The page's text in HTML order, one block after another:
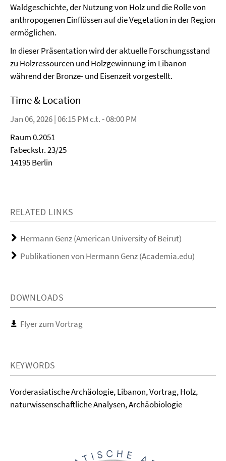
Waldgeschichte, der Nutzung von Holz und die Rolle von
anthropogenen Einflüssen auf die Vegetation in der Region
ermöglichen.
In dieser Präsentation wird der aktuelle Forschungsstand
zu Holzressourcen und Holzgewinnung im Libanon
während der Bronze- und Eisenzeit vorgestellt.
Time & Location
Jan 06, 2026 | 06:15 PM c.t. - 08:00 PM
Raum 0.2051
Fabeckstr. 23/25
14195 Berlin
RELATED LINKS
Hermann Genz (American University of Beirut)
Publikationen von Hermann Genz (Academia.edu)
DOWNLOADS
Flyer zum Vortrag
KEYWORDS
Vorderasiatische Archäologie, Libanon, Vortrag, Holz,
naturwissenschaftliche Analysen, Archäobiologie